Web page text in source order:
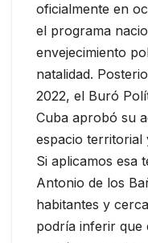
oficialmente en
el programa
envejecimiento
natalidad.
2022, el Buró
Cuba aprobó su
espacio territorial
Si aplicamos esa
Antonio de los
habitantes y
podría inferir que